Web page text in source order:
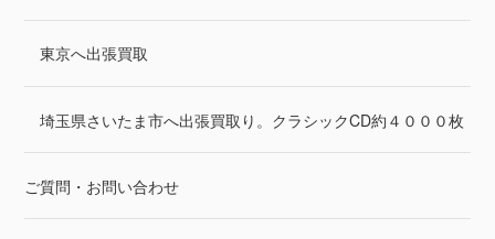
東京へ出張買取
埼玉県さいたま市へ出張買取り。クラシックCD約４０００枚
ご質問・お問い合わせ